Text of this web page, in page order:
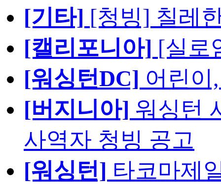
[기타] [청빙] 칠레
[캘리포니아] [실로
[워싱턴DC] 어린이
[버지니아] 워싱턴
사역자 청빙 공고
[워싱턴] 타코마제